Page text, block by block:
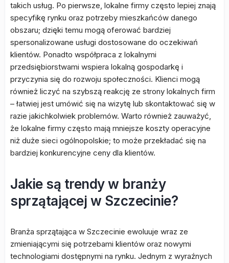
takich usług. Po pierwsze, lokalne firmy często lepiej znają
specyfikę rynku oraz potrzeby mieszkańców danego
obszaru; dzięki temu mogą oferować bardziej
spersonalizowane usługi dostosowane do oczekiwań
klientów. Ponadto współpraca z lokalnymi
przedsiębiorstwami wspiera lokalną gospodarkę i
przyczynia się do rozwoju społeczności. Klienci mogą
również liczyć na szybszą reakcję ze strony lokalnych firm
– łatwiej jest umówić się na wizytę lub skontaktować się w
razie jakichkolwiek problemów. Warto również zauważyć,
że lokalne firmy często mają mniejsze koszty operacyjne
niż duże sieci ogólnopolskie; to może przekładać się na
bardziej konkurencyjne ceny dla klientów.
Jakie są trendy w branży
sprzątającej w Szczecinie?
Branża sprzątająca w Szczecinie ewoluuje wraz ze
zmieniającymi się potrzebami klientów oraz nowymi
technologiami dostępnymi na rynku. Jednym z wyraźnych